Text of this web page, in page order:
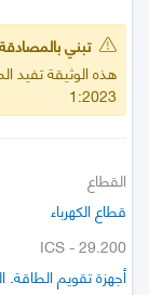
تبني
1:2023
القطاع
قطاع الكهرباء
ICS - 29.200
أجهزة تقويم الطاقة.